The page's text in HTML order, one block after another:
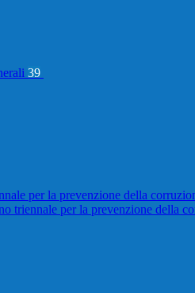
39
per la prevenzione della
triennale per la prevenzione della